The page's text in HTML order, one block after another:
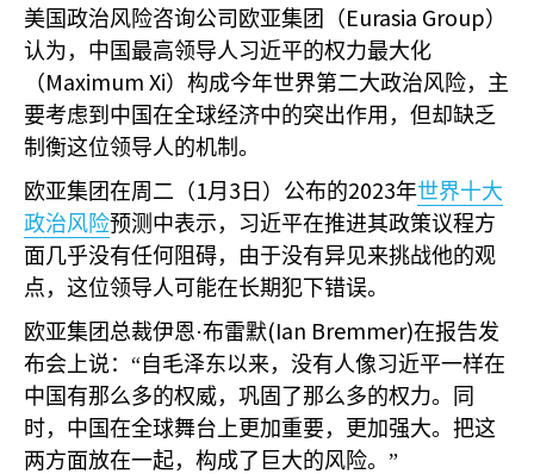
美国政治风险咨询公司欧亚集团（ Eurasia Group）
认为，中国最高领导人习近平的权力最大化
（ Maximum Xi）构成今年世界第二大政治风险，主
要考虑到中国在全球经济中的突出作用，但却缺乏
制衡这位领导人的机制。
欧亚集团在周二（ 1月 3 日）公布的2023年世界十大
政治风险预测中表示，习近平在推进其政策议程方
面几乎没有任何阻碍，由于没有异见来挑战他的观
点，这位领导人可能在长期犯下错误。
欧亚集团总裁伊恩·布雷默(Ian Bremmer)在报告发
布会上说：“自毛泽东以来，没有人像习近平一样在
中国有那么多的权威，巩固了那么多的权力。同
时，中国在全球舞台上更加重要，更加强大。把这
两方面放在一起，构成了巨大的风险。”